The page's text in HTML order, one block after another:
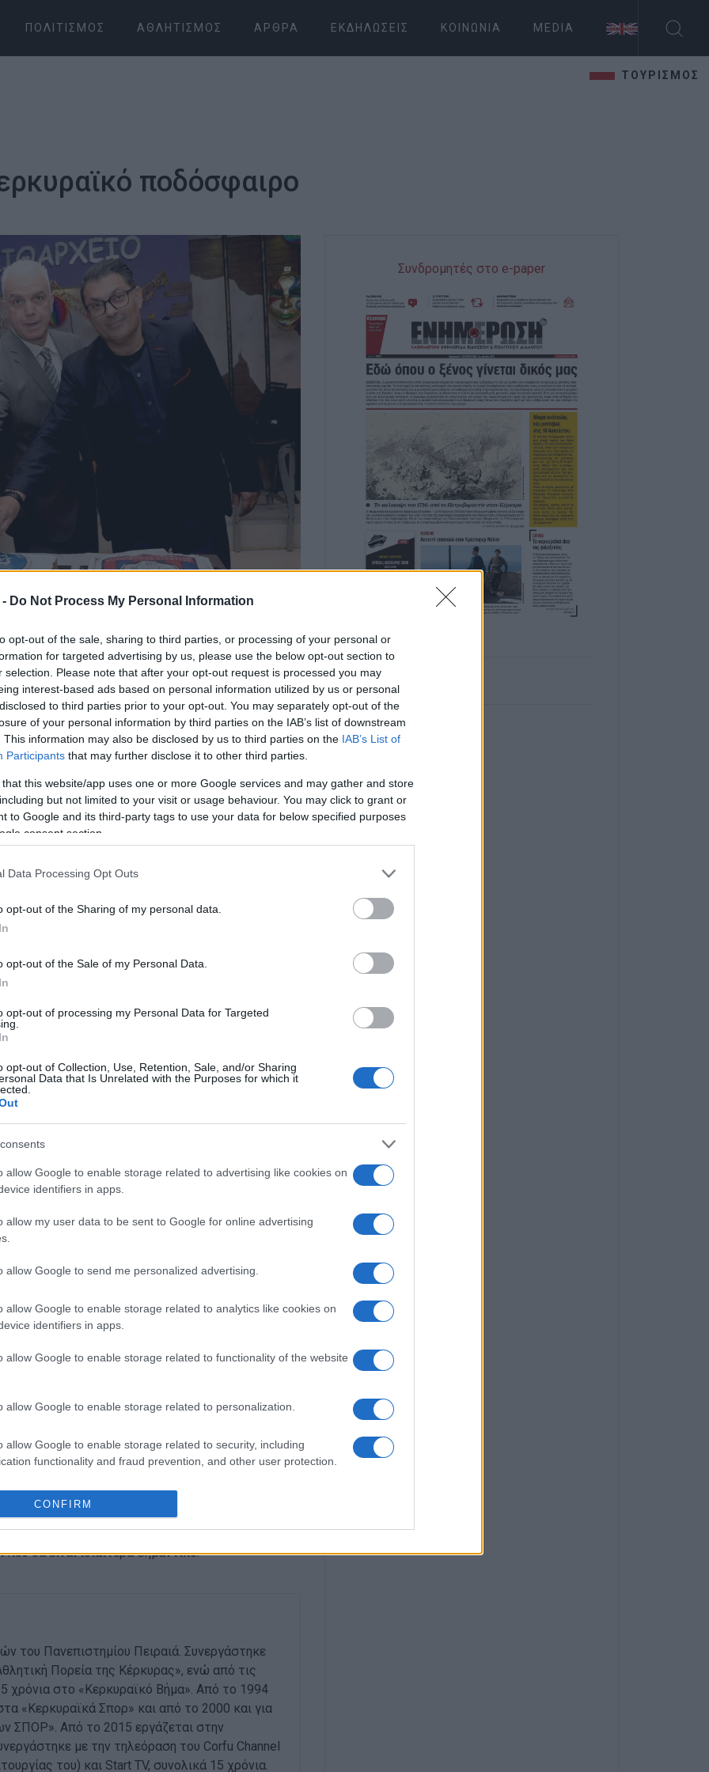
Do Not Process My Personal Information
opt-out of the sale, sharing to third parties, or processing of your personal or
for targeted advertising by us, please use the below opt-out section to
selection. Please note that after your opt-out request is processed you may
interest-based ads based on personal information utilized by us or personal
to third parties prior to your opt-out. You may separately opt-out of the
of your personal information by third parties on the IAB’s list of downstream
This information may also be disclosed by us to third parties on the IAB’s List of
Participants that may further disclose it to other third parties.
that this website/app uses one or more Google services and may gather and store
but not limited to your visit or usage behaviour. You may click to grant or
to Google and its third-party tags to use your data for below specified purposes
consent section.
Data Processing Opt Outs
opt-out of the Sharing of my personal data.
opt-out of the Sale of my Personal Data.
opt-out of processing my Personal Data for Targeted
opt-out of Collection, Use, Retention, Sale, and/or Sharing
Data that Is Unrelated with the Purposes for which it
allow Google to enable storage related to advertising like cookies on
identifiers in apps.
allow my user data to be sent to Google for online advertising
allow Google to send me personalized advertising.
allow Google to enable storage related to analytics like cookies on
identifiers in apps.
allow Google to enable storage related to functionality of the website
allow Google to enable storage related to personalization.
allow Google to enable storage related to security, including
functionality and fraud prevention, and other user protection.
CONFIRM
ΠΟΛΙΤΙΣΜΌΣ ΑΘΛΗΤΙΣΜΌΣ ΆΡΘΡΑ ΕΚΔΗΛΏΣΕΙΣ ΚΟΙΝΩΝΊΑ MEDIA
ΤΟΥΡΙΣΜΟΣ
ποδόσφαιρο
που κρατούσαν σε αποστάσεις
ενώθηκαν και όλοι μαζί
το κερκυραϊκό ποδόσφαιρο και αυτό έγινε
ΕΠΣΚ, του Συνδέσμου Διαιτητών και του
(20/2) στον ίδιο χώρο σε μια πολύ
κλίμα.
σε αποστάσεις κομμάτια του κερκυραϊκού
σε μια εκδήλωση αφετηρία για ακόμη καλύτερες
όμως πως αυτό το Δ.Σ. της Ένωσης που
με τους διαιτητές και ελευθερία στον
έκανε ακόμη ένα παραπάνω βήμα με την
Ηρακλείου κ. Νίκος Τζώρτζογλου, το μέλος της
Δημοσθένης Κουπτσίδης ήταν καλεσμένοι και
τον πρόεδρο Κ. Χρ. Χυτήρη, τα μέλη
κ. Π. Γιούργα και του Συνδέσμου προπονητών
και η υπόσχεση ότι για το καλό του
από όλους ήταν αυτό που κυριάρχησε, ενώ ο κ.
της ΕΠΣΚ, τόνισε ότι προγραμματίζεται και
θα είναι ιδιαίτερα σημαντικό.
του Πανεπιστημίου Πειραιά. Συνεργάστηκε
Πορεία της Κέρκυρας», ενώ από τις
χρόνια στο «Κερκυραϊκό Βήμα». Από το 1994
«Κερκυραϊκά Σπορ» και από το 2000 και για
ΣΠΟΡ». Από το 2015 εργάζεται στην
με την τηλεόραση του Corfu Channel
του) και Start TV, συνολικά 15 χρόνια.
Συνδρομητές στο e-paper